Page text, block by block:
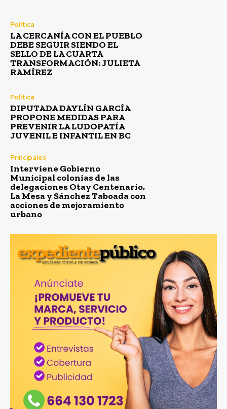
Política
LA CERCANÍA CON EL PUEBLO
DEBE SEGUIR SIENDO EL
SELLO DE LA CUARTA
TRANSFORMACIÓN: JULIETA
RAMÍREZ
Política
DIPUTADA DAYLÍN GARCÍA
PROPONE MEDIDAS PARA
PREVENIR LA LUDOPATÍA
JUVENIL E INFANTIL EN BC
Principales
Interviene Gobierno
Municipal colonias de las
delegaciones Otay Centenario,
La Mesa y Sánchez Taboada con
acciones de mejoramiento
urbano